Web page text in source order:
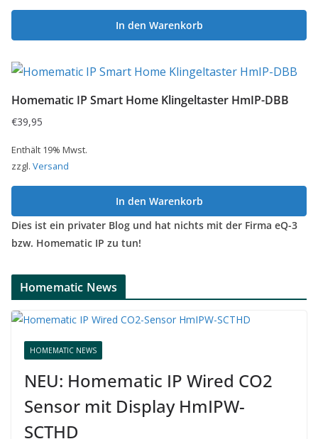
In den Warenkorb
Homematic IP Smart Home Klingeltaster HmIP-DBB
€39,95
Enthält 19% Mwst.
zzgl. Versand
In den Warenkorb
Dies ist ein privater Blog und hat nichts mit der Firma eQ-3
bzw. Homematic IP zu tun!
Homematic News
HOMEMATIC NEWS
NEU: Homematic IP Wired CO2
Sensor mit Display HmIPW-
SCTHD